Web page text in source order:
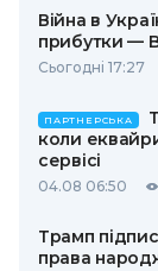
Війна в
прибутки —
Сьогодні 17:27
ПАРТНЕРСЬКА
коли
сервісі
04.08 06:50
Трамп
права